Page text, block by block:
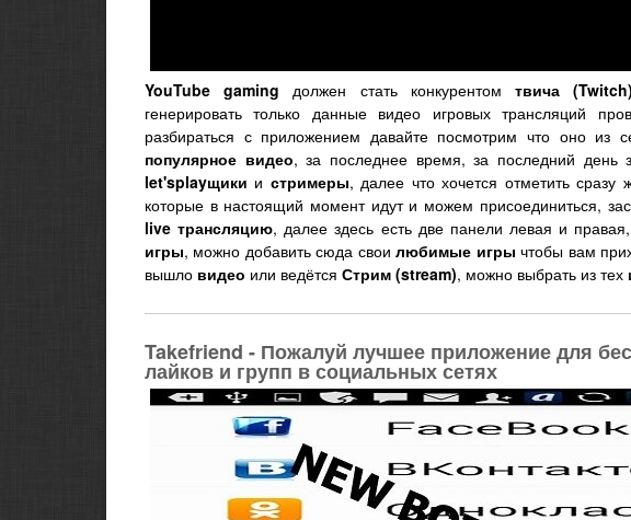
YouTube gaming должен стать конкурентом твича (Twitch)
генерировать только данные видео игровых трансляций
разбираться с приложением давайте посмотрим что оно из
популярное видео, за последнее время, за последний
let'splayщики и стримеры, далее что хочется отметить
которые в настоящий момент идут и можем присоединиться,
live трансляцию, далее здесь есть две панели левая и
игры, можно добавить сюда своилюбимые игры чтобы вам
вышло видео или ведётся Стрим (stream), можно выбрать из тех
Takefriend - Пожалуй лучшее приложение для
лайков и групп в социальных сетях